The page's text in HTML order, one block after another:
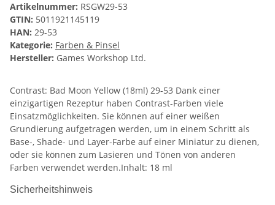
Artikelnummer: RSGW29-53
GTIN: 5011921145119
HAN: 29-53
Kategorie: Farben & Pinsel
Hersteller: Games Workshop Ltd.
Contrast: Bad Moon Yellow (18ml) 29-53 Dank einer
einzigartigen Rezeptur haben Contrast-Farben viele
Einsatzmöglichkeiten. Sie können auf einer weißen
Grundierung aufgetragen werden, um in einem Schritt als
Base-, Shade- und Layer-Farbe auf einer Miniatur zu dienen,
oder sie können zum Lasieren und Tönen von anderen
Farben verwendet werden.Inhalt: 18 ml
Sicherheitshinweis